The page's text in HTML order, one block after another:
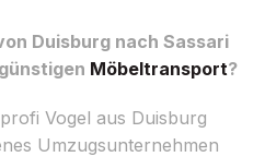
Duisburg nach Sassari
Möbeltransport?
Vogel aus Duisburg
Umzugsunternehmen